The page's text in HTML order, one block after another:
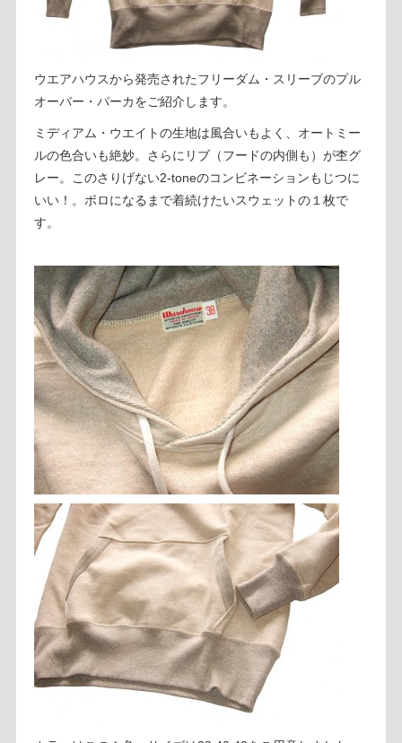
ウエアハウスから発売されたフリーダム・スリーブのプル
オーバー・パーカをご紹介します。
ミディアム・ウエイトの生地は風合いもよく、オートミー
ルの色合いも絶妙。さらにリブ（フードの内側も）が杢グ
レー。このさりげない2-toneのコンビネーションもじつに
いい！。ボロになるまで着続けたいスウェットの１枚で
す。